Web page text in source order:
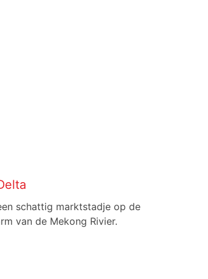
schattig marktstadje op de
van de Mekong Rivier.